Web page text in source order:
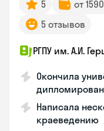
5 от
5 отзывов
РГПУ им. А.И.
Окончила
Написала
краеведению